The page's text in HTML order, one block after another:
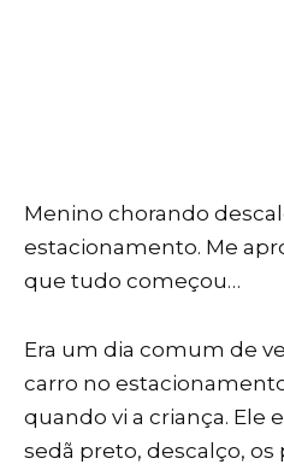
Menino chorando
estacionamento. Me
que tudo começou…
Era um dia comum de
carro no
quando vi a criança. Ele
sedã preto, descalço,